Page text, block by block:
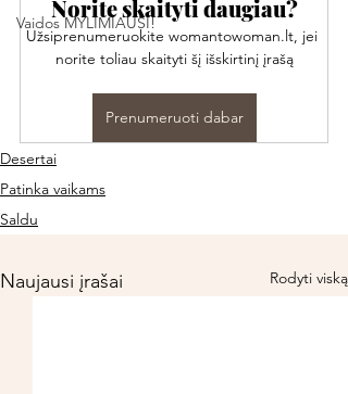
Vaidos MYLIMIAUSI!
Norite skaityti daugiau?
Užsiprenumeruokite womantowoman.lt, jei
norite toliau skaityti šį išskirtinį įrašą
Prenumeruoti dabar
Desertai
Patinka vaikams
Saldu
Naujausi įrašai Rodyti viską